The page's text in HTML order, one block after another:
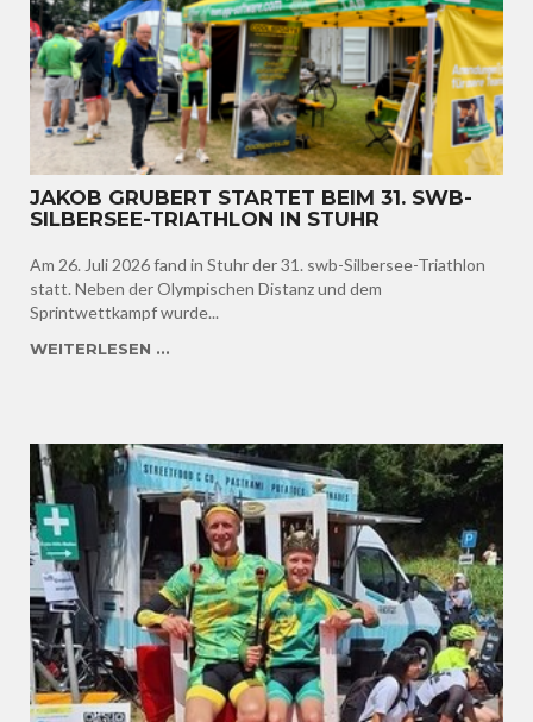
JAKOB GRUBERT STARTET BEIM 31. SWB-
SILBERSEE-TRIATHLON IN STUHR
Am 26. Juli 2026 fand in Stuhr der 31. swb-Silbersee-Triathlon
statt. Neben der Olympischen Distanz und dem
Sprintwettkampf wurde...
WEITERLESEN ...